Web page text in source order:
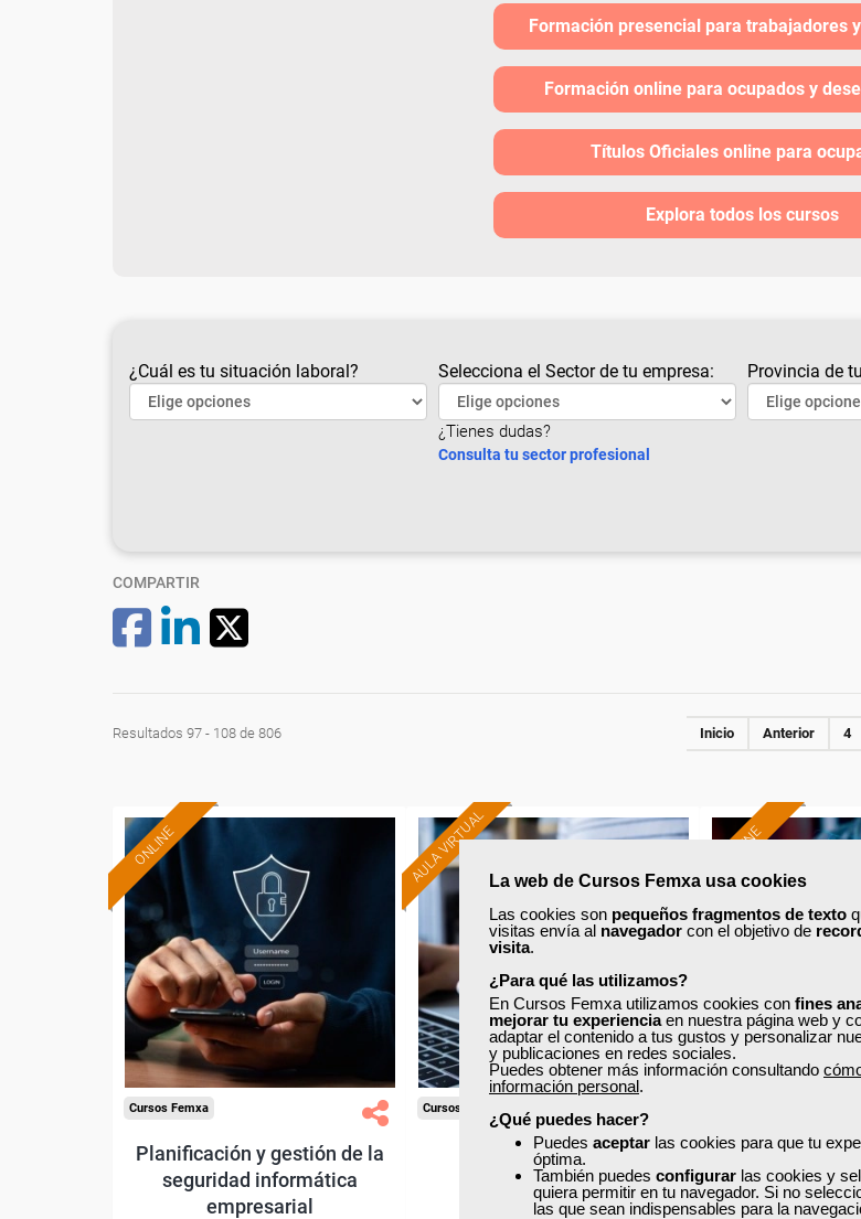
La web de Cursos Femxa usa cookies
Las cookies son pequeños fragmentos de texto
visitas envía al navegador con el objetivo de
visita.
¿Para qué las utilizamos?
En Cursos Femxa utilizamos cookies con fines
mejorar tu experienciaen nuestra página web y
adaptar el contenido a tus gustos y personalizar
y publicaciones en redes sociales.
Puedes obtener más información consultando
información personal.
¿Qué puedes hacer?
Puedes aceptar las cookies para que tu
óptima.
También puedes configurar las cookies y
quiera permitir en tu navegador. Si no
las que sean indispensables para la
Formación presencial para trabajadores
Formación online para ocupados y
Títulos Oficiales online para
Explora todos los cursos
¿Cuál es tu situación laboral? Selecciona el Sector de tu empresa:
¿Tienes dudas?
Consulta tu sector profesional
Provincia de
COMPARTIR
Resultados 97 - 108 de 806 Inicio Anterior 4
ONLINE
Formación 100%
subvencionada.
Para desempleados,
trabajadores y autónomos.
Sector
-Servicios a las Empresas.
Cursos Femxa
Planificación y gestión de la
seguridad informática
empresarial
AULA VIRTUAL Formación 100%
Para desempleados,
trabajadores y autónomos
de Madrid.
Para todos los sectores.
Cursos Femxa
Posicionamiento en
buscadores
ONLINE
Formación
Para todos los